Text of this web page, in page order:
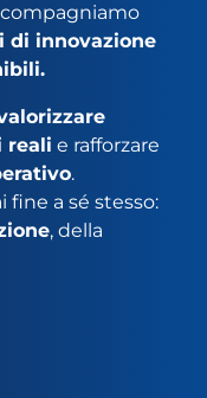
di innovazione
reali e rafforzare
.
fine a sé stesso:
, della